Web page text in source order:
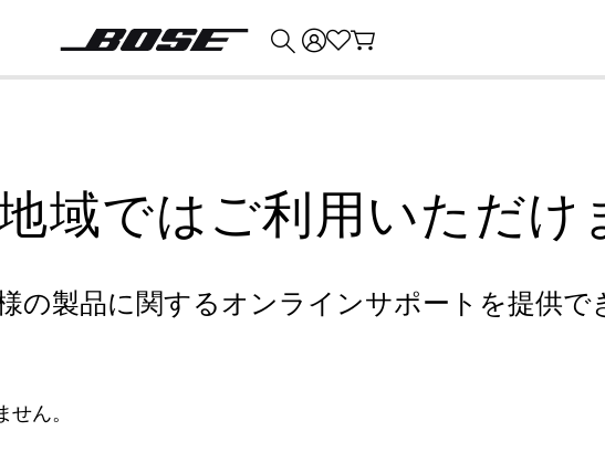
域ではご利用いただけ
の製品に関するオンラインサポートを提供で
ん。